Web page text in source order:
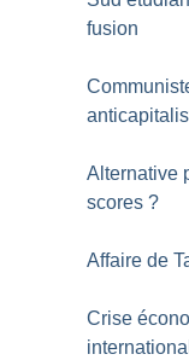
fusion
Alternative
scores ?
Affaire de
Crise